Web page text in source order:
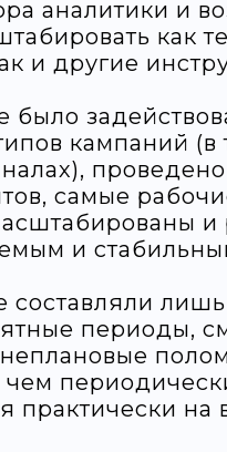
аналитики и
как
и другие
было
кампаний (в
самые
и
и
составляли
периоды,
чем
практически на